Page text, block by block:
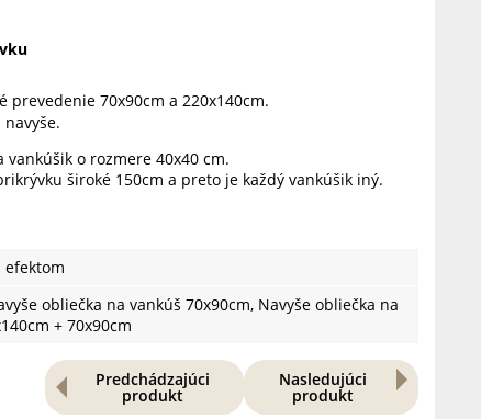
70x90cm a 220x140cm.
o rozmere 40x40 cm.
široké 150cm a preto je každý vankúšik iný.
efektom
obliečka na vankúš 70x90cm, Navyše obliečka na
+ 70x90cm
Predchádzajúci
produkt
Nasledujúci
produkt